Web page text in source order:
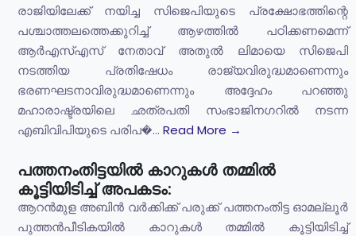
രാജിയിലേക്ക് നയിച്ച സിജെപിയുടെ പ്രക്ഷോഭത്തിന്റെ
പശ്ചാത്തലത്തെക്കുറിച്ച് ആഴത്തിൽ പഠിക്കണമെന്ന്
ആർഎസ്എസ് നേതാവ് അതുൽ ലിമായെ സിജെപി
നടത്തിയ പ്രതിഷേധം രാജ്യവിരുദ്ധമാണെന്നും
ഭരണഘടനാവിരുദ്ധമാണെന്നും അദ്ദേഹം പറഞ്ഞു
മഹാരാഷ്ട്രയിലെ ഛത്രപതി സംഭാജിനഗറിൽ നടന്ന
എബിവിപിയുടെ പരിപ�... Read More →
പത്തനംതിട്ടയിൽ കാറുകൾ തമ്മിൽ
കൂട്ടിയിടിച്ച് അപകടം:
ആറൻമുള അബിൻ വർക്കിക്ക് പരുക്ക് പത്തനംതിട്ട ഓമല്ലൂർ
പുത്തൻപീടികയിൽ കാറുകൾ തമ്മിൽ കൂട്ടിയിടിച്ച്